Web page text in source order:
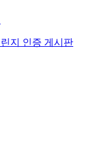
지 인증 게시판